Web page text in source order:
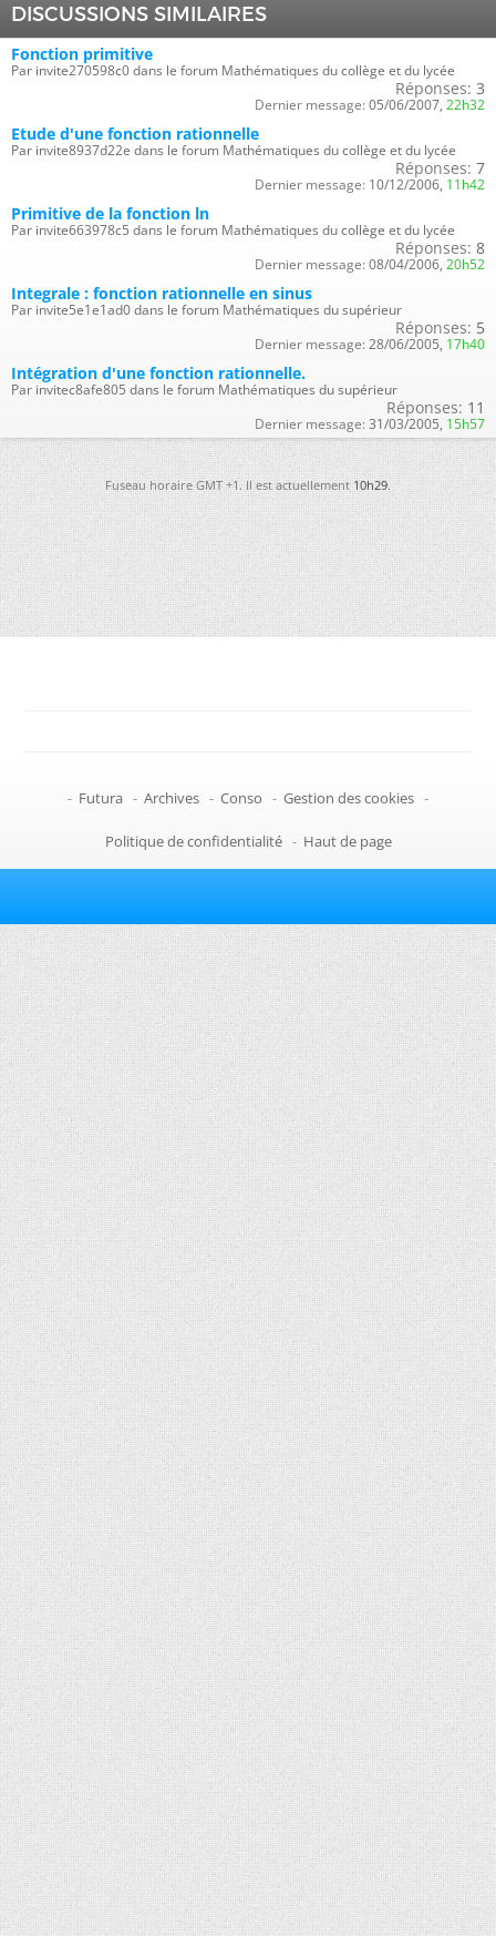
DISCUSSIONS SIMILAIRES
Fonction primitive
Par invite270598c0 dans le forum Mathématiques du collège et du lycée
Réponses: 3
Dernier message: 05/06/2007, 22h32
Etude d'une fonction rationnelle
Par invite8937d22e dans le forum Mathématiques du collège et du lycée
Réponses: 7
Dernier message: 10/12/2006, 11h42
Primitive de la fonction ln
Par invite663978c5 dans le forum Mathématiques du collège et du lycée
Réponses: 8
Dernier message: 08/04/2006, 20h52
Integrale : fonction rationnelle en sinus
Par invite5e1e1ad0 dans le forum Mathématiques du supérieur
Réponses: 5
Dernier message: 28/06/2005, 17h40
Intégration d'une fonction rationnelle.
Par invitec8afe805 dans le forum Mathématiques du supérieur
Réponses: 11
Dernier message: 31/03/2005, 15h57
Fuseau horaire GMT +1. Il est actuellement10h29.
- Futura - Archives - Conso - Gestion des cookies -
Politique de confidentialité - Haut de page